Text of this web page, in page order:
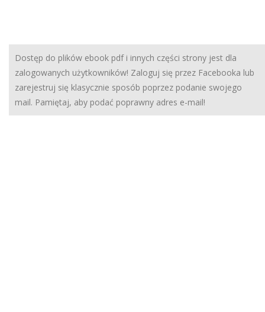
Dostęp do plików ebook pdf i innych części strony jest dla
zalogowanych użytkowników! Zaloguj się przez Facebooka lub
zarejestruj się klasycznie sposób poprzez podanie swojego
mail. Pamiętaj, aby podać poprawny adres e-mail!